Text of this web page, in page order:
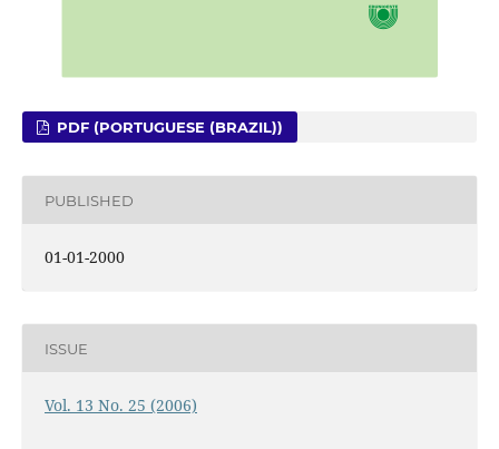
PDF (PORTUGUESE (BRAZIL))
PUBLISHED
01-01-2000
ISSUE
Vol. 13 No. 25 (2006)